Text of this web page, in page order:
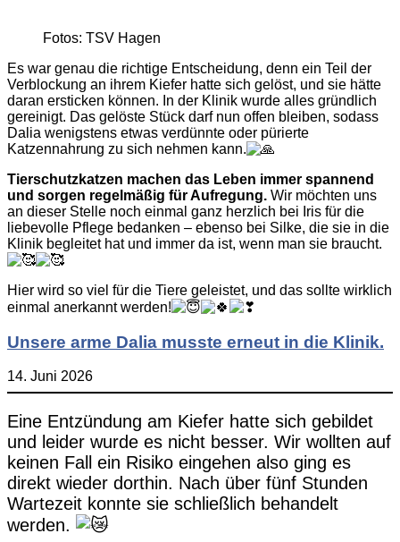
Fotos: TSV Hagen
Es war genau die richtige Entscheidung, denn ein Teil der
Verblockung an ihrem Kiefer hatte sich gelöst, und sie hätte
daran ersticken können. In der Klinik wurde alles gründlich
gereinigt. Das gelöste Stück darf nun offen bleiben, sodass
Dalia wenigstens etwas verdünnte oder pürierte
Katzennahrung zu sich nehmen kann.
Tierschutzkatzen machen das Leben immer spannend
und sorgen regelmäßig für Aufregung. Wir möchten uns
an dieser Stelle noch einmal ganz herzlich bei Iris für die
liebevolle Pflege bedanken – ebenso bei Silke, die sie in die
Klinik begleitet hat und immer da ist, wenn man sie braucht.
Hier wird so viel für die Tiere geleistet, und das sollte wirklich
einmal anerkannt werden!
Unsere arme Dalia musste erneut in die Klinik.
14. Juni 2026
Eine Entzündung am Kiefer hatte sich gebildet
und leider wurde es nicht besser. Wir wollten auf
keinen Fall ein Risiko eingehen also ging es
direkt wieder dorthin. Nach über fünf Stunden
Wartezeit konnte sie schließlich behandelt
werden.